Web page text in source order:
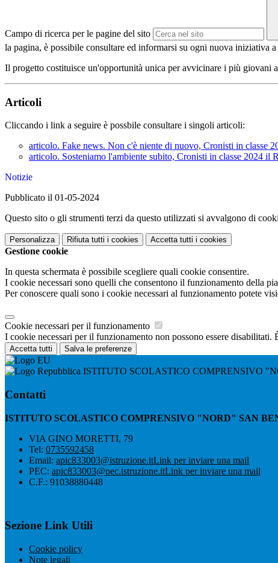
Campo di ricerca per le pagine del sito
la pagina, è possibile consultare ed informarsi su ogni nuova iniziativa
Il progetto costituisce un'opportunità unica per avvicinare i più giovani
Articoli
Cliccando i link a seguire è possbile consultare i singoli articoli:
articolo. Fake news. Non c'è niente di nuovo, Cronisti in classe
articolo. Sosteniamo l'ambiente subito, Cronisti in classe 2024 il
Notizie
Pubblicato il 01-05-2024
Questo sito o gli strumenti terzi da questo utilizzati si avvalgono di
Personalizza Rifiuta tutti i cookies Accetta tutti i cookies
Gestione cookie
In questa schermata è possibile scegliere quali cookie consentire.
I cookie necessari sono quelli che consentono il funzionamento della
Per conoscere quali sono i cookie necessari al funzionamento potete
Cookie necessari per il funzionamento
I cookie necessari per il funzionamento non possono essere
Accetta tutti Salva le preferenze
ISTITUTO SCOLASTICO COMPRENSIVO
Contatti
ISTITUTO SCOLASTICO COMPRENSIVO "NORD" SAN
VIA GINO MORETTI, 79
Tel: 0735592458
Email: apic833003@istruzione.itLink per inviare una mail
PEC: apic833003@pec.istruzione.itLink per inviare una mail
C.F.: 91038880448
Sezione Link Utili
Cookie policy
Note legali